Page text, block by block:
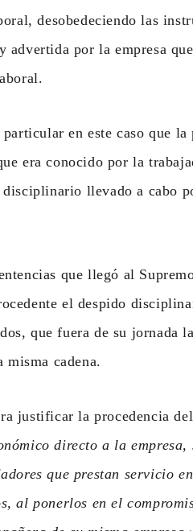
desobedeciendo las
advertida por la empresa
en este caso que
era conocido por la
disciplinario llevado a cabo
que llegó al
el despido
que fuera de su jornada
cadena.
justificar la procedencia
directo a la
que prestan servicio
al ponerlos en el